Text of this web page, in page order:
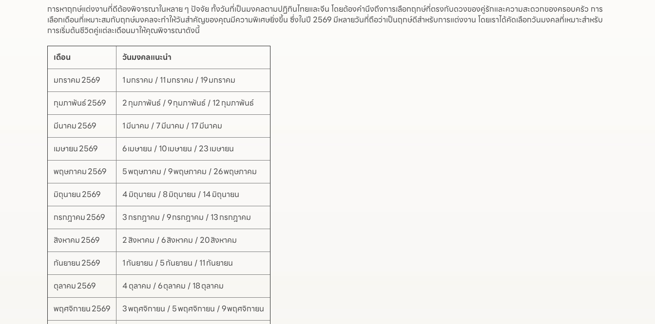
การหาฤกษ์แต่งงานที่ดีต้องพิจารณาในหลาย ๆ ปัจจัย ทั้งวันที่เป็นมงคลตามปฏิทินไทยและจีน โดยต้องคำนึงถึงการเลือกฤกษ์ที่ตรงกับดวงของคู่รักและความสะดวกของครอบครัว การ
เลือกเดือนที่เหมาะสมกับฤกษ์มงคลจะทำให้วันสำคัญของคุณมีความพิเศษยิ่งขึ้น ซึ่งในปี 2569 มีหลายวันที่ถือว่าเป็นฤกษ์ดีสำหรับการแต่งงาน โดยเราได้คัดเลือกวันมงคลที่เหมาะสำหรับ
การเริ่มต้นชีวิตคู่แต่ละเดือนมาให้คุณพิจารณาดังนี้
เดือน
วันมงคลแนะนำ
มกราคม 2569
1 มกราคม / 11 มกราคม / 19 มกราคม
กุมภาพันธ์ 2569
2 กุมภาพันธ์ / 9 กุมภาพันธ์ / 12 กุมภาพันธ์
มีนาคม 2569
1 มีนาคม / 7 มีนาคม / 17 มีนาคม
เมษายน 2569
6 เมษายน / 10 เมษายน / 23 เมษายน
พฤษภาคม 2569
5 พฤษภาคม / 9 พฤษภาคม / 26 พฤษภาคม
มิถุนายน 2569
4 มิถุนายน / 8 มิถุนายน / 14 มิถุนายน
กรกฎาคม 2569
3 กรกฎาคม / 9 กรกฎาคม / 13 กรกฎาคม
สิงหาคม 2569
2 สิงหาคม / 6 สิงหาคม / 20 สิงหาคม
กันยายน 2569
1 กันยายน / 5 กันยายน / 11 กันยายน
ตุลาคม 2569
4 ตุลาคม / 6 ตุลาคม / 18 ตุลาคม
พฤศจิกายน 2569
3 พฤศจิกายน / 5 พฤศจิกายน / 9 พฤศจิกายน